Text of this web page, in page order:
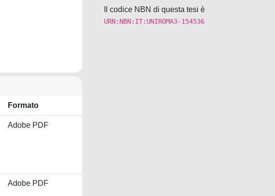
Formato
Adobe PDF
Adobe PDF
Il codice NBN di questa tesi è
URN:NBN:IT:UNIROMA3-154536